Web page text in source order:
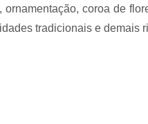
ornamentação, coroa de
tradicionais e demais